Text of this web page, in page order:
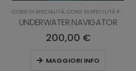
,CORSI RICREATIVI
, CORSI DI SPECILITÀ PRO ,CORSI
NAVIGATOR
€
MAGGIORI INFO
CORSI DI